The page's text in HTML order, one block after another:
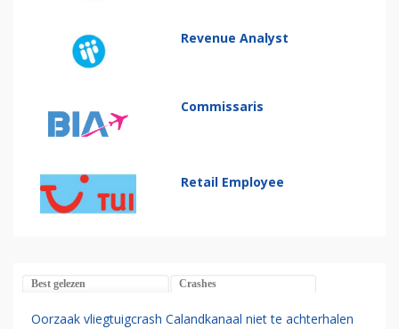
Revenue Analyst
Commissaris
Retail Employee
Best gelezen Crashes
Oorzaak vliegtuigcrash Calandkanaal niet te achterhalen